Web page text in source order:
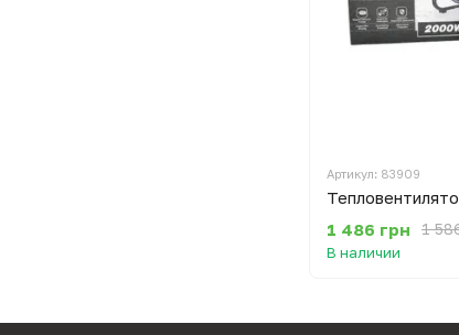
Артикул: 83909
1
1 486 грн
В наличии